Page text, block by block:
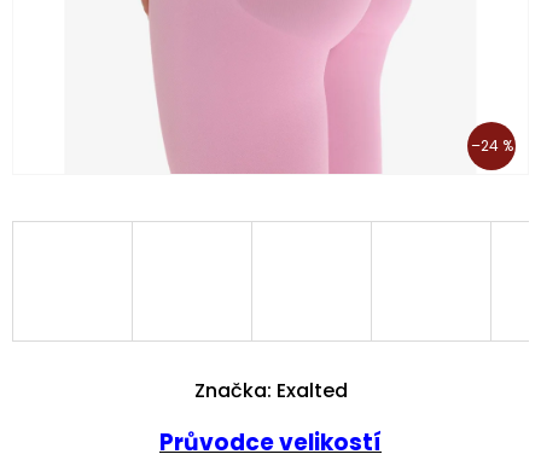
–24 %
Průvodce velikostí
Značka: Exalted